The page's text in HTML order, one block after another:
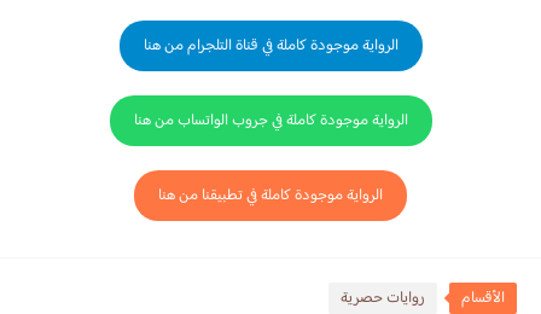
الرواية موجودة كاملة في قناة التلجرام من هنا
الرواية موجودة كاملة في جروب الواتساب من هنا
الرواية موجودة كاملة في تطبيقنا من هنا
الأقسام روايات حصرية